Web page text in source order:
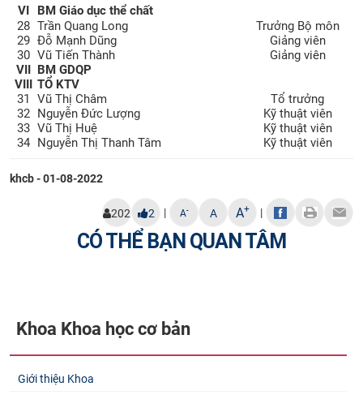
VI
BM Giáo dục thể chất
28 Trần Quang Long
Trưởng Bộ môn
29 Đỗ Mạnh Dũng
Giảng viên
30 Vũ Tiến Thành
Giảng viên
VII BM GDQP
VIII TỔ KTV
31
Vũ Thị Châm
Tổ trưởng
32 Nguyễn Đức Lượng
Kỹ thuật viên
33 Vũ Thị Huệ
Kỹ thuật viên
34 Nguyễn Thị Thanh Tâm Kỹ thuật viên
khcb - 01-08-2022
202 2 | A- A A+ |
CÓ THỂ BẠN QUAN TÂM
Khoa Khoa học cơ bản
Giới thiệu Khoa